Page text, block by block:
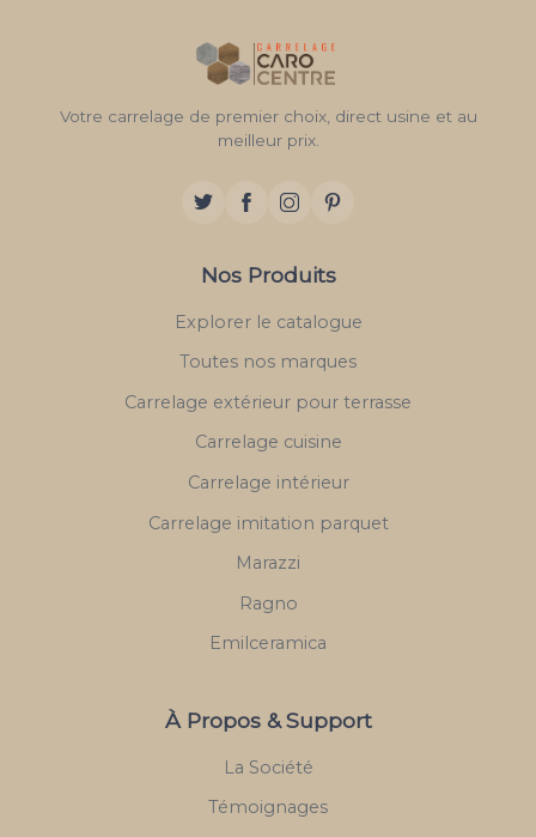
Votre carrelage de premier choix, direct usine et au
meilleur prix.
Nos Produits
Explorer le catalogue
Toutes nos marques
Carrelage extérieur pour terrasse
Carrelage cuisine
Carrelage intérieur
Carrelage imitation parquet
Marazzi
Ragno
Emilceramica
À Propos & Support
La Société
Témoignages